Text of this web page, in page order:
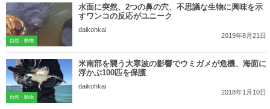
自然・動物
水面に突然、2つの鼻の穴、不思議な生物に興味を示
すワンコの反応がユニーク
daikohkai
2019年8月21日
自然・動物
米南部を襲う大寒波の影響でウミガメが危機、海面に
浮かぶ100匹を保護
daikohkai
2018年1月10日